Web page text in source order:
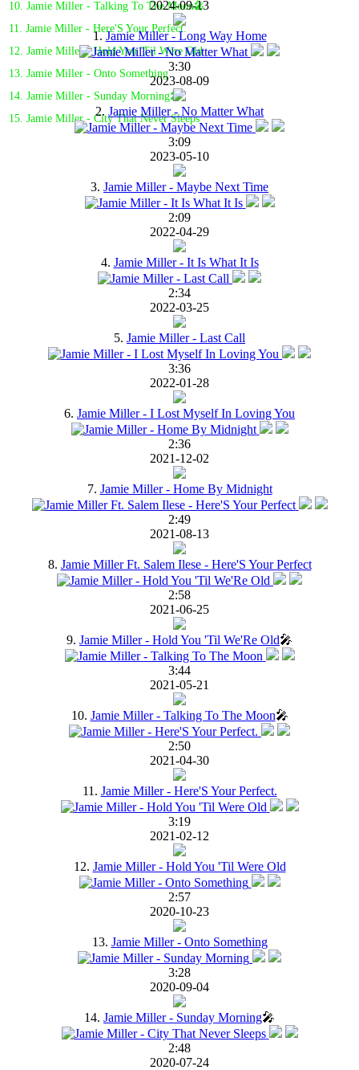
10. Jamie Miller - Talking To The Moon🎤
11. Jamie Miller - Here'S Your Perfect.
12. Jamie Miller - Hold You 'Til Were Old
13. Jamie Miller - Onto Something
14. Jamie Miller - Sunday Morning🎤
15. Jamie Miller - City That Never Sleeps
2024-09-13
1.Jamie Miller - Long Way Home
3:30
2023-08-09
2. Jamie Miller - No Matter What
3:09
2023-05-10
3. Jamie Miller - Maybe Next Time
2:09
2022-04-29
4. Jamie Miller - It Is What It Is
2:34
2022-03-25
5. Jamie Miller - Last Call
3:36
2022-01-28
6. Jamie Miller - I Lost Myself In Loving You
2:36
2021-12-02
7. Jamie Miller - Home By Midnight
2:49
2021-08-13
8. Jamie Miller Ft. Salem Ilese - Here'S Your Perfect
2:58
2021-06-25
9. Jamie Miller - Hold You 'Til We'Re Old🎤
3:44
2021-05-21
10. Jamie Miller - Talking To The Moon🎤
2:50
2021-04-30
11. Jamie Miller - Here'S Your Perfect.
3:19
2021-02-12
12. Jamie Miller - Hold You 'Til Were Old
2:57
2020-10-23
13. Jamie Miller - Onto Something
3:28
2020-09-04
14. Jamie Miller - Sunday Morning🎤
2:48
2020-07-24